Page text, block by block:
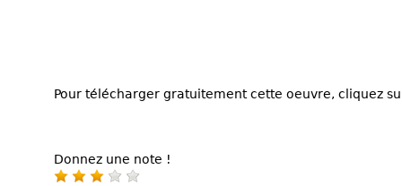
Pour télécharger gratuitement cette oeuvre, cliquez
Donnez une note !